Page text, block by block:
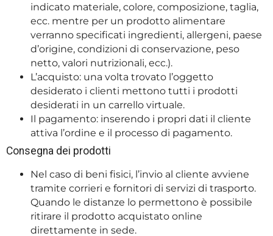
indicato materiale, colore, composizione, taglia,
ecc. mentre per un prodotto alimentare
verranno specificati ingredienti, allergeni, paese
d’origine, condizioni di conservazione, peso
netto, valori nutrizionali, ecc.).
L’acquisto: una volta trovato l’oggetto
desiderato i clienti mettono tutti i prodotti
desiderati in un carrello virtuale.
Il pagamento: inserendo i propri dati il cliente
attiva l’ordine e il processo di pagamento.
Consegna dei prodotti
Nel caso di beni fisici, l’invio al cliente avviene
tramite corrieri e fornitori di servizi di trasporto.
Quando le distanze lo permettono è possibile
ritirare il prodotto acquistato online
direttamente in sede.